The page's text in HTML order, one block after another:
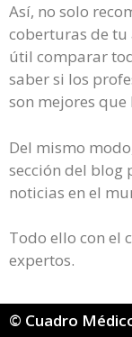
Así, no solo
coberturas de tu
útil comparar
saber si los
son mejores que
Del mismo
sección del blog
noticias en el
Todo ello con el
expertos.
© Cuadro